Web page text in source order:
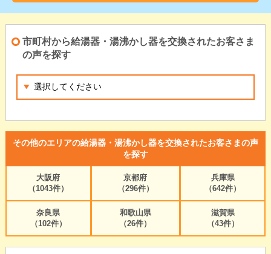
市町村から給湯器・湯沸かし器を交換されたお客さま
の声を探す
その他のエリアの給湯器・湯沸かし器を交換されたお客さまの声
を探す
大阪府
（1043件）
京都府
（296件）
兵庫県
（642件）
奈良県
（102件）
和歌山県
（26件）
滋賀県
（43件）